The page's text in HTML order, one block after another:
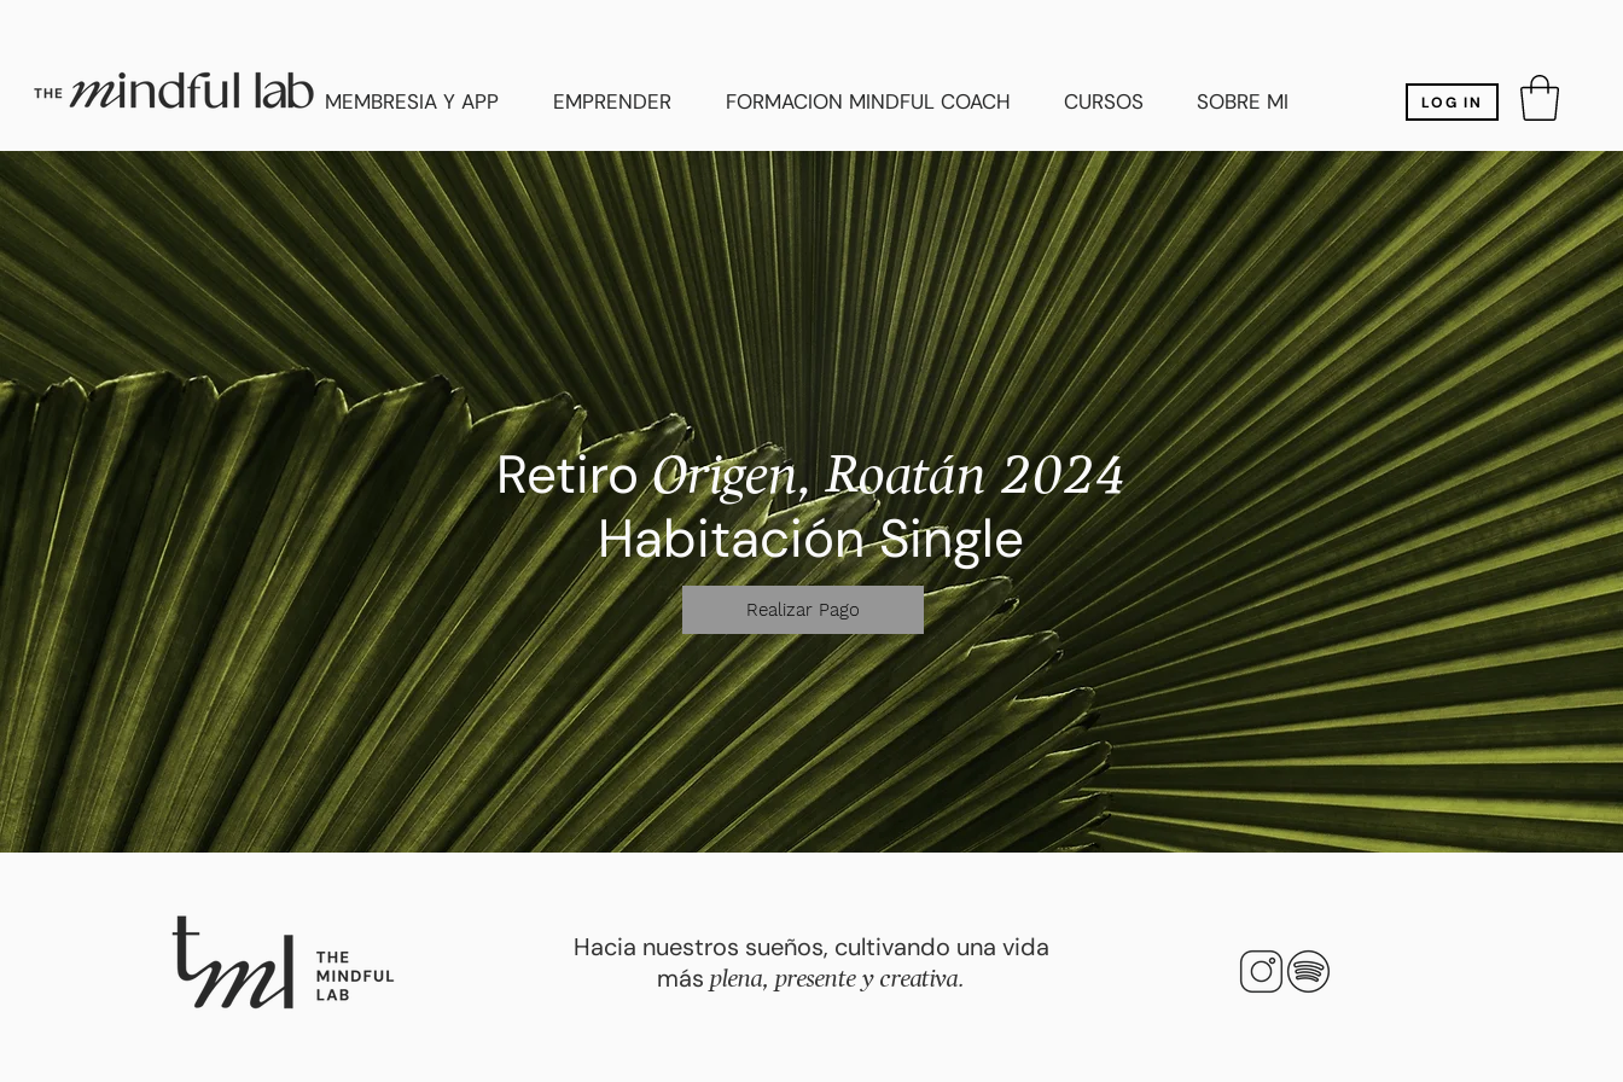
MEMBRESIA Y APP EMPRENDER FORMACION MINDFUL COACH CURSOS SOBRE MI LOG IN
RetiroOrigen, Roatán 2024
Habitación Single
Realizar Pago
Hacia nuestros sueños, cultivando una vida
más plena, presente y creativa.